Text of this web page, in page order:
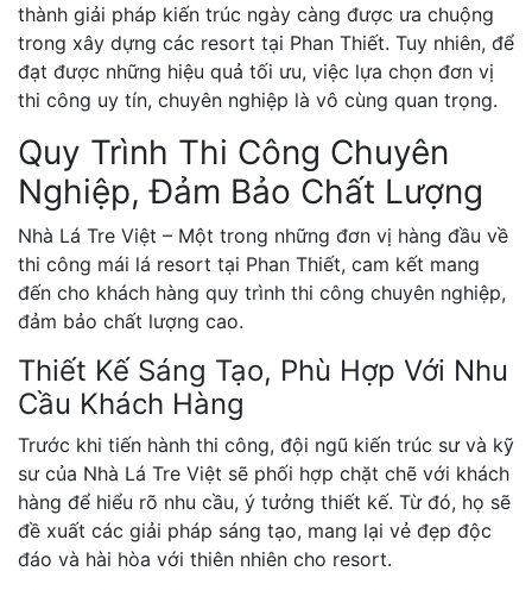
thành giải pháp kiến trúc ngày càng được ưa chuộng
trong xây dựng các resort tại Phan Thiết. Tuy nhiên, để
đạt được những hiệu quả tối ưu, việc lựa chọn đơn vị
thi công uy tín, chuyên nghiệp là vô cùng quan trọng.
Quy Trình Thi Công Chuyên
Nghiệp, Đảm Bảo Chất Lượng
Nhà Lá Tre Việt – Một trong những đơn vị hàng đầu về
thi công mái lá resort tại Phan Thiết, cam kết mang
đến cho khách hàng quy trình thi công chuyên nghiệp,
đảm bảo chất lượng cao.
Thiết Kế Sáng Tạo, Phù Hợp Với Nhu
Cầu Khách Hàng
Trước khi tiến hành thi công, đội ngũ kiến trúc sư và kỹ
sư của Nhà Lá Tre Việt sẽ phối hợp chặt chẽ với khách
hàng để hiểu rõ nhu cầu, ý tưởng thiết kế. Từ đó, họ sẽ
đề xuất các giải pháp sáng tạo, mang lại vẻ đẹp độc
đáo và hài hòa với thiên nhiên cho resort.